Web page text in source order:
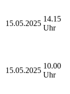
15.05.2025
14.15
Uhr
15.05.2025
10.00
Uhr